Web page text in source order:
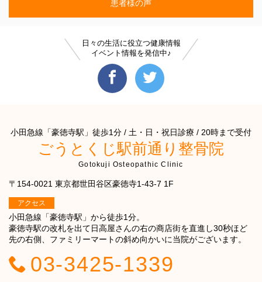
患者様の声
日々の生活に役立つ健康情報
イベント情報を発信中♪
小田急線「豪徳寺駅」徒歩1分 / 土・日・祝日診療 / 20時まで受付
ごうとくじ駅前通り整骨院
Gotokuji Osteopathic Clinic
〒154-0021 東京都世田谷区豪徳寺1-43-7 1F
アクセス
小田急線「豪徳寺駅」から徒歩1分。
豪徳寺駅の改札を出て日高屋さんの右の商店街を直進し30秒ほど
先の右側、ファミリーマートの斜め向かいに当院がございます。
03-3425-1339